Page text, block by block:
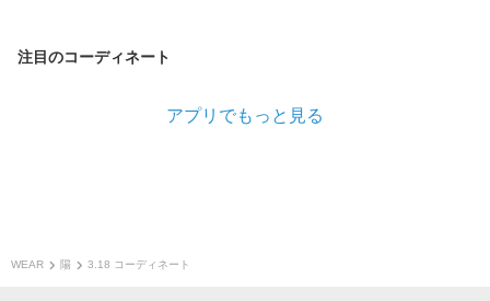
注目のコーディネート
アプリでもっと見る
WEAR 陽 3.18 コーディネート